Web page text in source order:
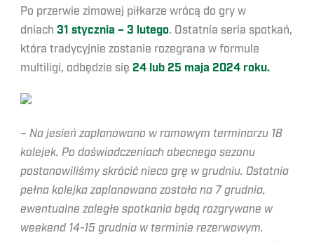
Po przerwie zimowej piłkarze wrócą do gry w
dniach 31 stycznia – 3 lutego. Ostatnia seria spotkań,
która tradycyjnie zostanie rozegrana w formule
multiligi, odbędzie się 24 lub 25 maja 2024 roku.
– Na jesień zaplanowano w ramowym terminarzu 18
kolejek. Po doświadczeniach obecnego sezonu
postanowiliśmy skrócić nieco grę w grudniu. Ostatnia
pełna kolejka zaplanowana została na 7 grudnia,
ewentualne zaległe spotkania będą rozgrywane w
weekend 14-15 grudnia w terminie rezerwowym.